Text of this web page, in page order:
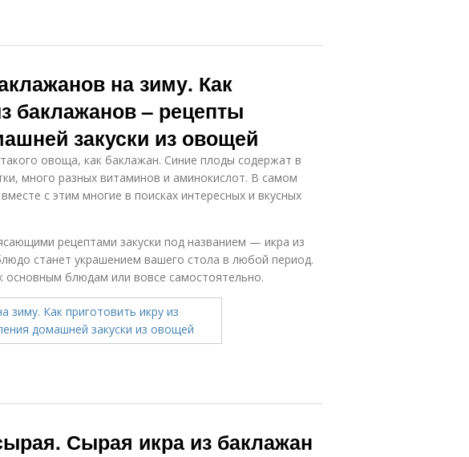
на зиму. Как
баклажанов – рецепты
закуски из овощей
овоща, как баклажан. Синие плоды содержат в
много разных витаминов и аминокислот. В самом
с этим многие в поисках интересных и вкусных
рецептами закуски под названием — икра из
станет украшением вашего стола в любой период.
основным блюдам или вовсе самостоятельно.
Сырая икра из баклажан